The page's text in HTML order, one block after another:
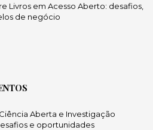
Livros em Acesso Aberto: desafios,
de negócio
Aberta e Investigação
e oportunidades